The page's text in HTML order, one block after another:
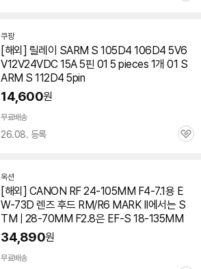
쿠팡
[해외] 릴레이 SARM S 105D4 106D4 5V6
V12V24VDC 15A 5핀 01 5 pieces 1개 01 S
ARM S 112D4 5pin
14,600원
무료배송
26.08. 등록
관
옥션
[해외] CANON RF 24-105MM F4-7.1용 E
W-73D 렌즈 후드 RM/R6 MARK II에서는 S
TM | 28-70MM F2.8은 EF-S 18-135MM
34,890원
무료배송